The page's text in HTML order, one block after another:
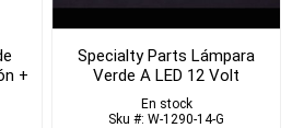
+
Specialty Parts Lámpara
Verde A LED 12 Volt
En stock
Sku #: W-1290-14-G